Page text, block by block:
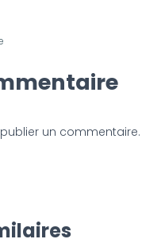
un commentaire.